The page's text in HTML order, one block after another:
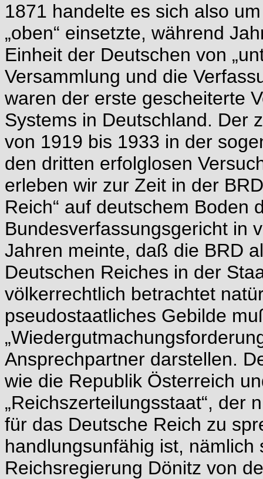
1871 handelte es sich also
„oben“ einsetzte, während
Einheit der Deutschen von
Versammlung und die
waren der erste gescheiterte
Systems in Deutschland. Der
von 1919 bis 1933 in der
den dritten erfolglosen
erleben wir zur Zeit in der
Reich“ auf deutschem Boden
Bundesverfassungsgericht in
Jahren meinte, daß die BRD
Deutschen Reiches in der
völkerrechtlich betrachtet
pseudostaatliches Gebilde
Ansprechpartner darstellen.
wie die Republik Österreich
„Reichszerteilungsstaat“, der
für das Deutsche Reich zu
handlungsunfähig ist, nämlich
Reichsregierung Dönitz von